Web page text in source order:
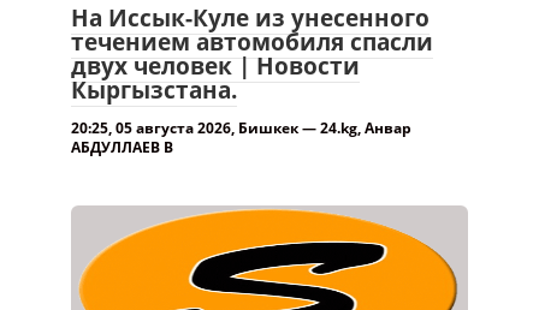
На Иссык-Куле из унесенного
течением автомобиля спасли
двух человек | Новости
Кыргызстана.
20:25, 05 августа 2026, Бишкек — 24.kg, Анвар
АБДУЛЛАЕВ В